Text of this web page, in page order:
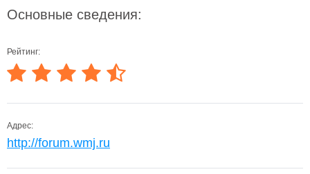
Основные сведения:
Рейтинг:
Адрес:
http://forum.wmj.ru